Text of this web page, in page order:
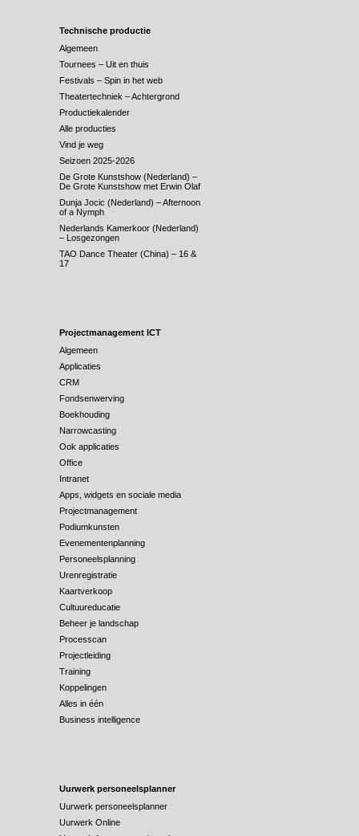
Technische productie
Algemeen
Tournees – Uit en thuis
Festivals – Spin in het web
Theatertechniek – Achtergrond
Productiekalender
Alle producties
Vind je weg
Seizoen 2025-2026
De Grote Kunstshow (Nederland) –
De Grote Kunstshow met Erwin Olaf
Dunja Jocic (Nederland) – Afternoon
of a Nymph
Nederlands Kamerkoor (Nederland)
– Losgezongen
TAO Dance Theater (China) – 16 &
17
Projectmanagement ICT
Algemeen
Applicaties
CRM
Fondsenwerving
Boekhouding
Narrowcasting
Ook applicaties
Office
Intranet
Apps, widgets en sociale media
Projectmanagement
Podiumkunsten
Evenementenplanning
Personeelsplanning
Urenregistratie
Kaartverkoop
Cultuureducatie
Beheer je landschap
Processcan
Projectleiding
Training
Koppelingen
Alles in één
Business intelligence
Uurwerk personeelsplanner
Uurwerk personeelsplanner
Uurwerk Online